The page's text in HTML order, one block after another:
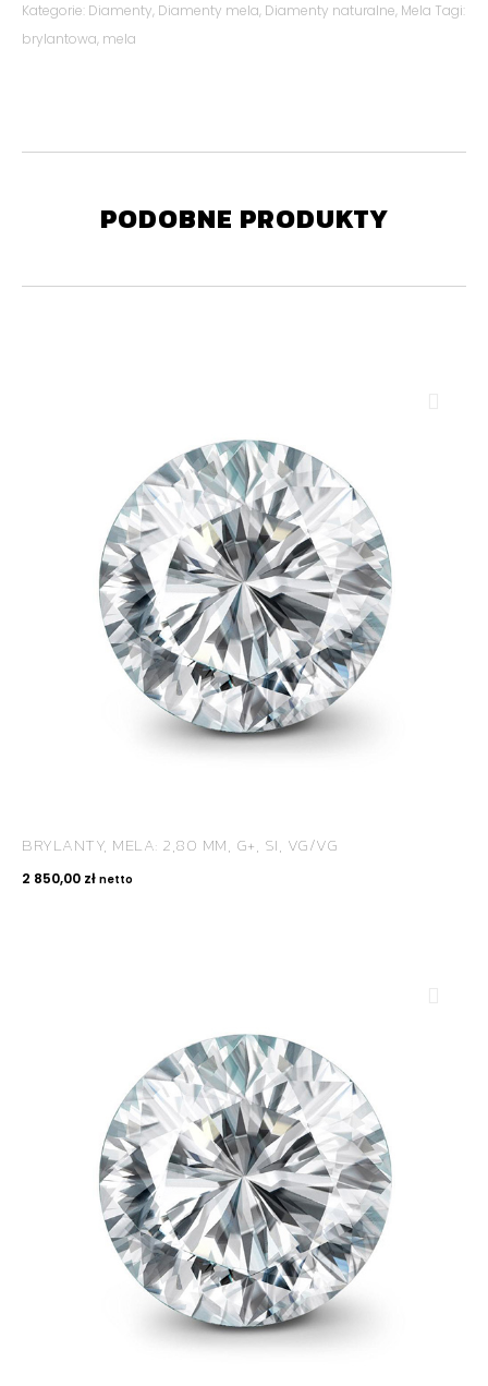
Kategorie: Diamenty, Diamenty mela, Diamenty naturalne, Mela Tagi:
brylantowa, mela
PODOBNE PRODUKTY
BRYLANTY, MELA: 2,80 MM, G+, SI, VG/VG
2 850,00 zł netto